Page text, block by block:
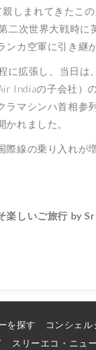
親しまれてきたこ
二次世界大戦時に
ンカ空軍に引き継
に拡張し、当日は
Indiaの子会社）
ラマシンハ首相参
かれました。
際線の乗り入れが
楽しいご旅行 by
を探す コンシェル
スリーエコ・ニュ